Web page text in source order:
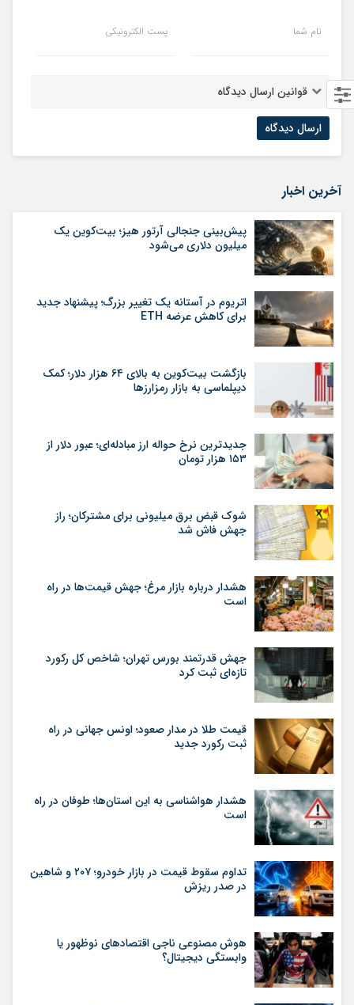
نام شما پست الکترونیکی
قوانین ارسال دیدگاه
آخرین اخبار
پیش‌بینی جنجالی آرتور هیز؛ بیت‌کوین یک
میلیون دلاری می‌شود
اتریوم در آستانه یک تغییر بزرگ؛ پیشنهاد جدید
برای کاهش عرضه ETH
بازگشت بیت‌کوین به بالای ۶۴ هزار دلار؛ کمک
دیپلماسی به بازار رمزارزها
جدیدترین نرخ حواله ارز مبادله‌ای؛ عبور دلار از
۱۵۳ هزار تومان
شوک قبض برق میلیونی برای مشترکان؛ راز
جهش فاش شد
هشدار درباره بازار مرغ؛ جهش قیمت‌ها در راه
است
جهش قدرتمند بورس تهران؛ شاخص کل رکورد
تازه‌ای ثبت کرد
قیمت طلا در مدار صعود؛ اونس جهانی در راه
ثبت رکورد جدید
هشدار هواشناسی به این استان‌ها؛ طوفان در راه
است
تداوم سقوط قیمت در بازار خودرو؛ ۲۰۷ و شاهین
در صدر ریزش
هوش مصنوعی ناجی اقتصادهای نوظهور یا
وابستگی دیجیتال؟